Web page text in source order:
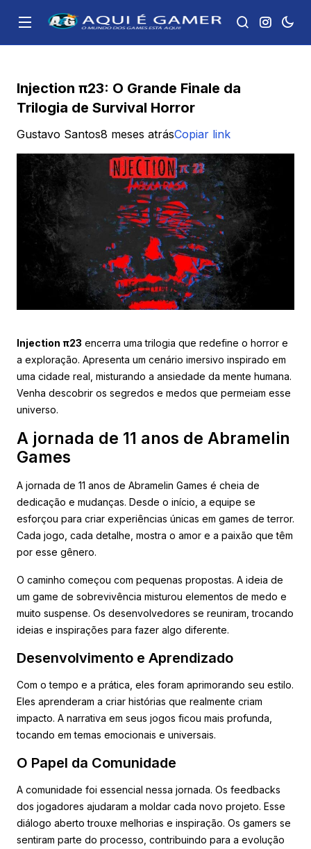
Injection π23: O Grande Finale da
Trilogia de Survival Horror
Gustavo Santos8 meses atrásCopiar link
Injection π23 encerra uma trilogia que redefine o horror e
a exploração. Apresenta um cenário imersivo inspirado em
uma cidade real, misturando a ansiedade da mente humana.
Venha descobrir os segredos e medos que permeiam esse
universo.
A jornada de 11 anos de Abramelin
Games
A jornada de 11 anos de Abramelin Games é cheia de
dedicação e mudanças. Desde o início, a equipe se
esforçou para criar experiências únicas em games de terror.
Cada jogo, cada detalhe, mostra o amor e a paixão que têm
por esse gênero.
O caminho começou com pequenas propostas. A ideia de
um game de sobrevivência misturou elementos de medo e
muito suspense. Os desenvolvedores se reuniram, trocando
ideias e inspirações para fazer algo diferente.
Desenvolvimento e Aprendizado
Com o tempo e a prática, eles foram aprimorando seu estilo.
Eles aprenderam a criar histórias que realmente criam
impacto. A narrativa em seus jogos ficou mais profunda,
tocando em temas emocionais e universais.
O Papel da Comunidade
A comunidade foi essencial nessa jornada. Os feedbacks
dos jogadores ajudaram a moldar cada novo projeto. Esse
diálogo aberto trouxe melhorias e inspiração. Os gamers se
sentiram parte do processo, contribuindo para a evolução